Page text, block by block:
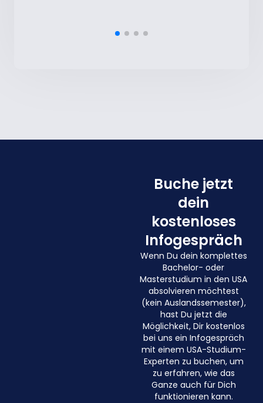
Buche jetzt
dein
kostenloses
Infogespräch
Wenn Du dein komplettes
Bachelor- oder
Masterstudium in den USA
absolvieren möchtest
(kein Auslandssemester),
hast Du jetzt die
Möglichkeit, Dir kostenlos
bei uns ein Infogespräch
mit einem USA-Studium-
Experten zu buchen, um
zu erfahren, wie das
Ganze auch für Dich
funktionieren kann.